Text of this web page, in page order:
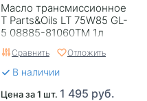
Масло трансмиссионное
T Parts&Oils LT 75W85 GL-
5 08885-81060TM 1л
Сравнить Отложить
В наличии
Цена за 1 шт. 1 495 руб.